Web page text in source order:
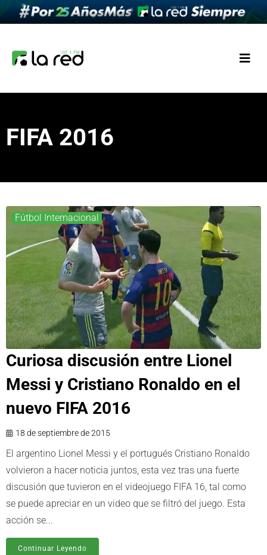
FIFA 2016
Fútbol Internacional
Curiosa discusión entre Lionel
Messi y Cristiano Ronaldo en el
nuevo FIFA 2016
18 de septiembre de 2015
El argentino Lionel Messi y el portugués Cristiano Ronaldo
volvieron a hacer noticia juntos, esta vez tras una fuerte
discusión que tuvieron en el videojuego FIFA 16, tal como
se puede apreciar en un video que se filtró del juego. Esta
acción se...
Continuar Leyendo